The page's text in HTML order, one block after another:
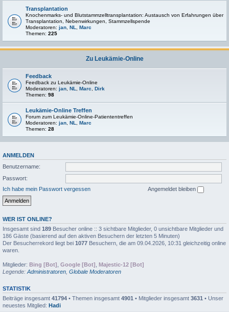
Transplantation
Knochenmarks- und Blutstammzelltransplantation: Austausch von Erfahrungen über
Transplantation, Nebenwirkungen, Stammzellspende
Moderatoren: jan NL
Marc
Themen: 225
Zu Leukämie-Online
Feedback
Feedback zu Leukämie-Online
Moderatoren: jan NL Marc
Dirk
Themen: 98
Leukämie-Online Treffen
Forum zum Leukämie-Online-Patiententreffen
Moderatoren: jan NL
Marc
Themen: 28
ANMELDEN
Benutzername:
Passwort:
Ich habe mein Passwort vergessen
Angemeldet bleiben
WER IST ONLINE?
Insgesamt sind 189 Besucher online :: 3 sichtbare Mitglieder, 0 unsichtbare Mitglieder und
186 Gäste (basierend auf den aktiven Besuchern der letzten 5 Minuten)
Der Besucherrekord liegt bei 1077 Besuchern, die am 09.04.2026, 10:31 gleichzeitig online
waren.
Mitglieder: Bing [Bot] Google [Bot] Majestic-12 [Bot]
Legende: Administratoren Globale Moderatoren
STATISTIK
Beiträge insgesamt 41794 • Themen insgesamt 4901 • Mitglieder insgesamt 3631 • Unser
neuestes Mitglied: Hadi